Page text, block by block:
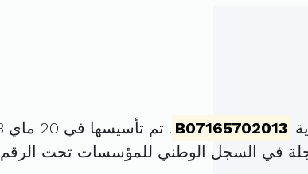
B07165702013 . تم تأسيسها في 20 ماي 2013 برأس مال قدره
في السجل الوطني للمؤسسات تحت الرقم